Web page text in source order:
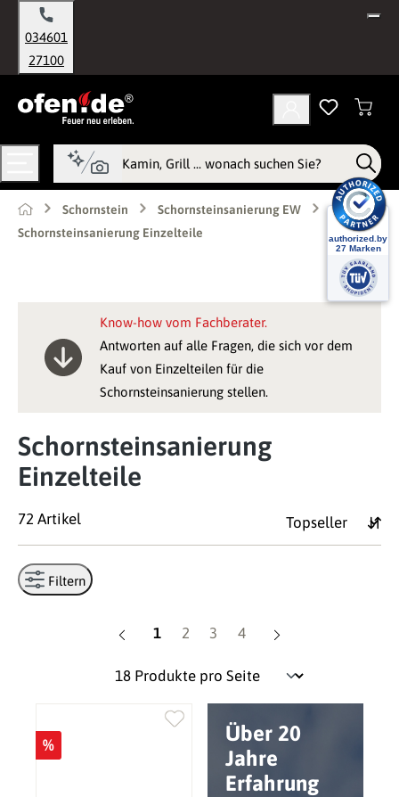
springen
034601
27100
Schornstein
Schornsteinsanierung EW
Schornsteinsanierung Einzelteile
Know-how vom Fachberater.
Antworten auf alle Fragen, die sich vor dem
Kauf von Einzelteilen für die
Schornsteinsanierung stellen.
Schornsteinsanierung
Einzelteile
72 Artikel
Filtern
Seite
1 Seite
2 Seite
3 Seite
4
Über 20
Jahre
Erfahrung
%